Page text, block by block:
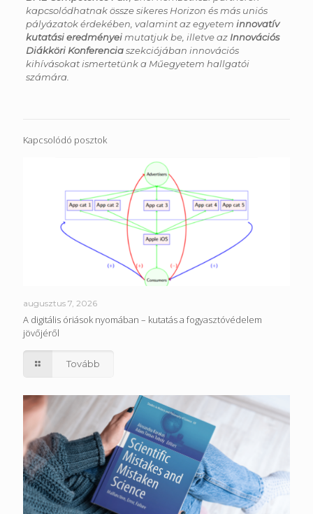
kapcsolódhatnak össze sikeres Horizon és más uniós
pályázatok érdekében, valamint az egyetem innovatív
kutatási eredményei mutatjuk be, illetve az Innovációs
Diákköri Konferenciaszekciójában innovációs
kihívásokat ismertetünk a Műegyetem hallgatói
számára.
Kapcsolódó posztok
augusztus 7, 2026
A digitális óriások nyomában – kutatás a fogyasztóvédelem
jövőjéről
Tovább